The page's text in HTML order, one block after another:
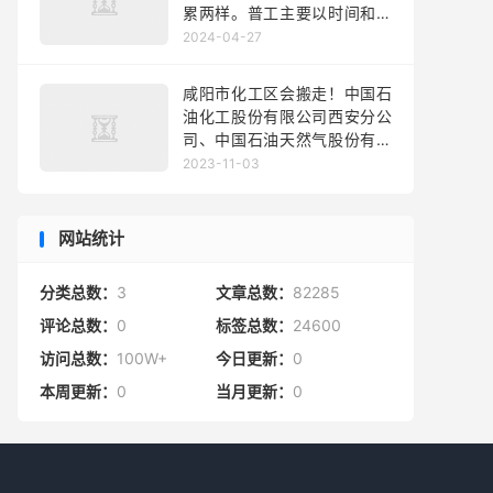
累两样。普工主要以时间和身
体消耗为代价，中层主要以心
了决策的一两个人，其他人都
是服务的。工作要摆正心态，
是奔着什么去的
2024-04-27
咸阳市化工区会搬走！中国石
油化工股份有限公司西安分公
司、中国石油天然气股份有限
公司长庆石化分公司、咸阳石
2023-11-03
网站统计
分类总数： 3 文章总数： 82285
评论总数： 0 标签总数： 24600
访问总数： 100W+ 今日更新： 0
本周更新： 0 当月更新： 0